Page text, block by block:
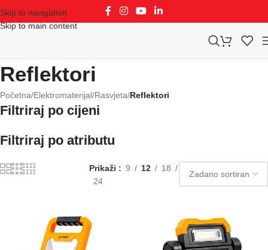
Skip to navigation
Skip to main content
Reflektori
Početna/Elektromaterijal/Rasvjeta/Reflektori
Filtriraj po cijeni
Filtriraj po atributu
Prikaži 9 12
18
24